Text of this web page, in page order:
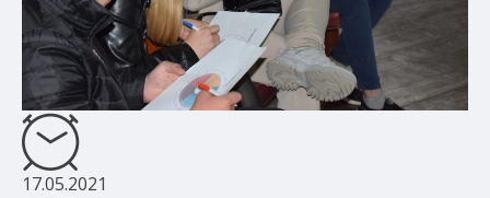
17.05.2021